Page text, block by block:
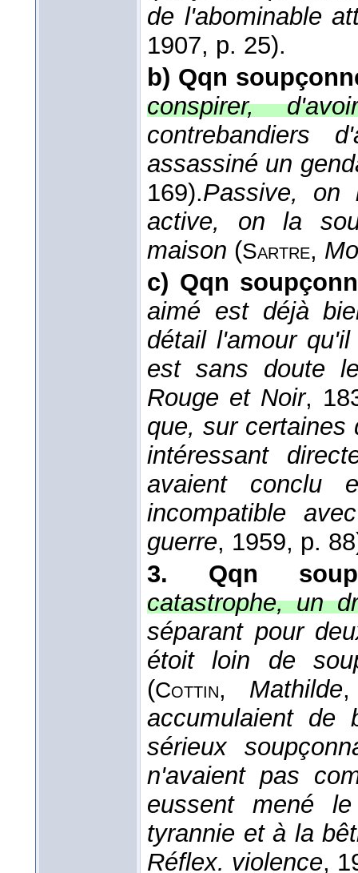
de l'abominable
1907, p. 25).
b) Qqn
conspirer,
contrebandiers
assassiné un
169).Passive, on
active, on la
maison (Sartre,
c) Qqn
aimé est déjà
détail l'amour
est sans doute
Rouge et Noir,
que, sur certaines
intéressant
avaient conclu
incompatible
guerre, 1959, p.
3.
Qqn
catastrophe, un
séparant pour
étoit loin de
(Cottin, Mathilde
accumulaient de
sérieux
n'avaient pas
eussent mené
tyrannie et à la
Réflex. violence,